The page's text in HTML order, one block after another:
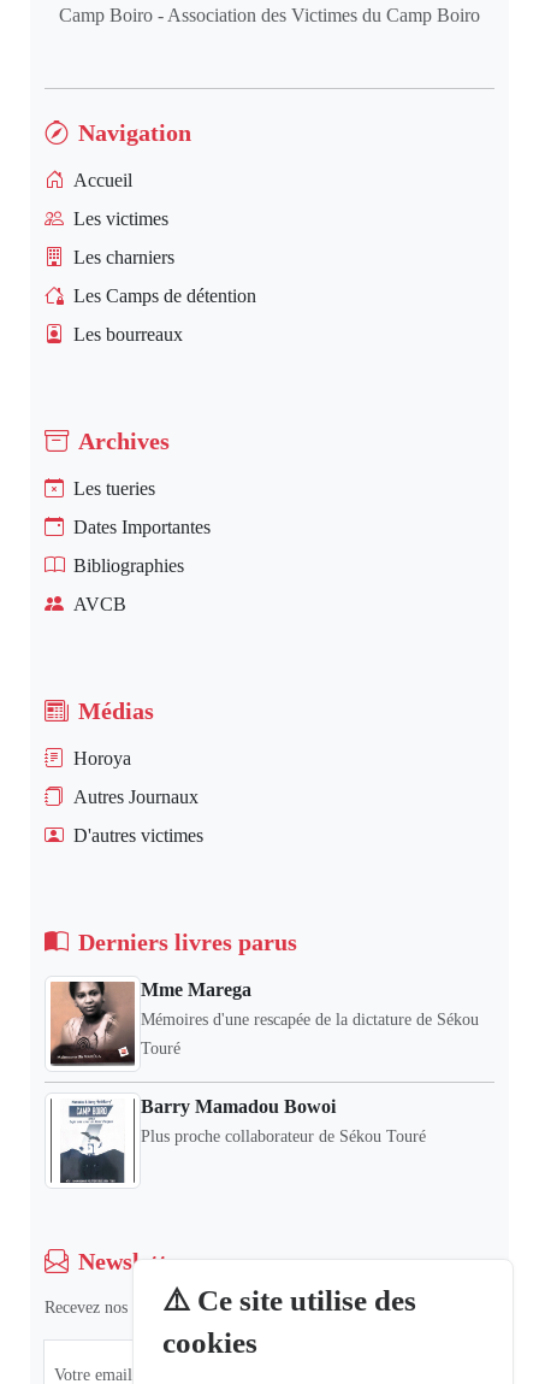
⚠️ Ce site utilise des
cookies
Camp Boiro - Association des Victimes du Camp Boiro
Navigation
Accueil
Les victimes
Les charniers
Les Camps de détention
Les bourreaux
Archives
Les tueries
Dates Importantes
Bibliographies
AVCB
Médias
Horoya
Autres Journaux
D'autres victimes
Derniers livres parus
Mme Marega
Mémoires d'une rescapée de la dictature de Sékou
Touré
Barry Mamadou Bowoi
Plus proche collaborateur de Sékou Touré
Newsletter
Recevez nos dernières informations et actualités.